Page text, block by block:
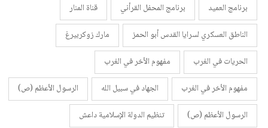
برنامج العميد
برنامج المحفل القرأني
قناة المنار
الناطق العسكري لسرايا القدس أبو الحمز
مارك زوكربيرغ
الحريات في الغرب
مفهوم الأخر في الغرب
مفهوم الأخر في الغرب
الجهاد في سبيل الله
الرسول الأعظم (ص)
الرسول الأعظم (ص)
تنظيم الدولة الإسلامية داعش